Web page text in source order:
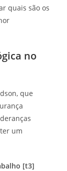
quais são os
no
que
um
[t3]